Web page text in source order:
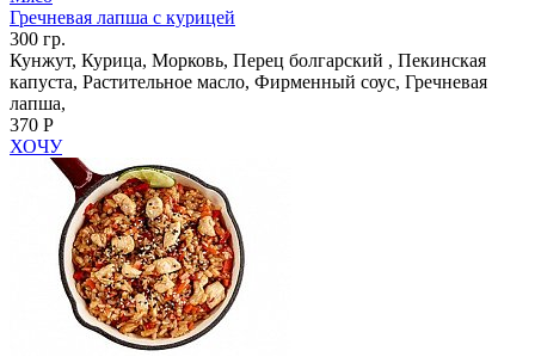
Гречневая лапша с курицей
300 гр.
Кунжут, Курица, Морковь, Перец болгарский , Пекинская
капуста, Растительное масло, Фирменный соус, Гречневая
лапша,
370 Р
ХОЧУ